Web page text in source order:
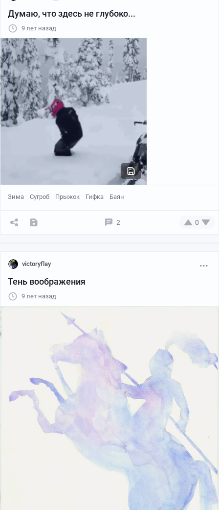
Думаю, что здесь не глубоко...
9 лет назад
Зима Сугроб Прыжок Гифка Баян
2 0
victoryflay
Тень воображения
9 лет назад